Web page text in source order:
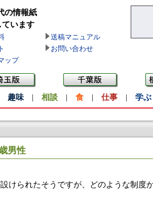
の情報紙
ています
送稿マニュアル
お問い合わせ
ップ
趣味 | 相談 | 食 | 仕事 | 学ぶ
男性
られたそうですが、どのような制度